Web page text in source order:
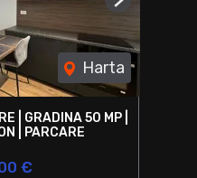
Harta
Next
| GRADINA 50 MP |
| PARCARE
€